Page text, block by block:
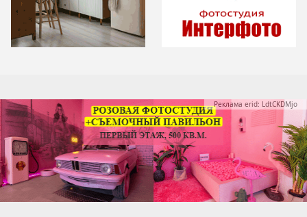
Реклама erid: LdtCKDMjo